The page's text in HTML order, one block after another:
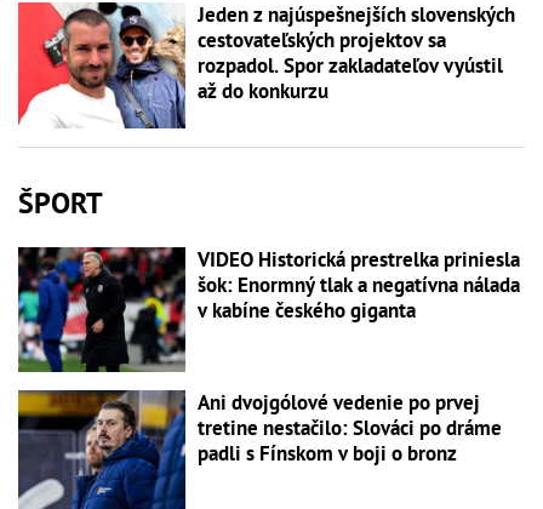
Jeden z najúspešnejších slovenských
cestovateľských projektov sa
rozpadol. Spor zakladateľov vyústil
až do konkurzu
ŠPORT
VIDEO Historická prestrelka priniesla
šok: Enormný tlak a negatívna nálada
v kabíne českého giganta
Ani dvojgólové vedenie po prvej
tretine nestačilo: Slováci po dráme
padli s Fínskom v boji o bronz